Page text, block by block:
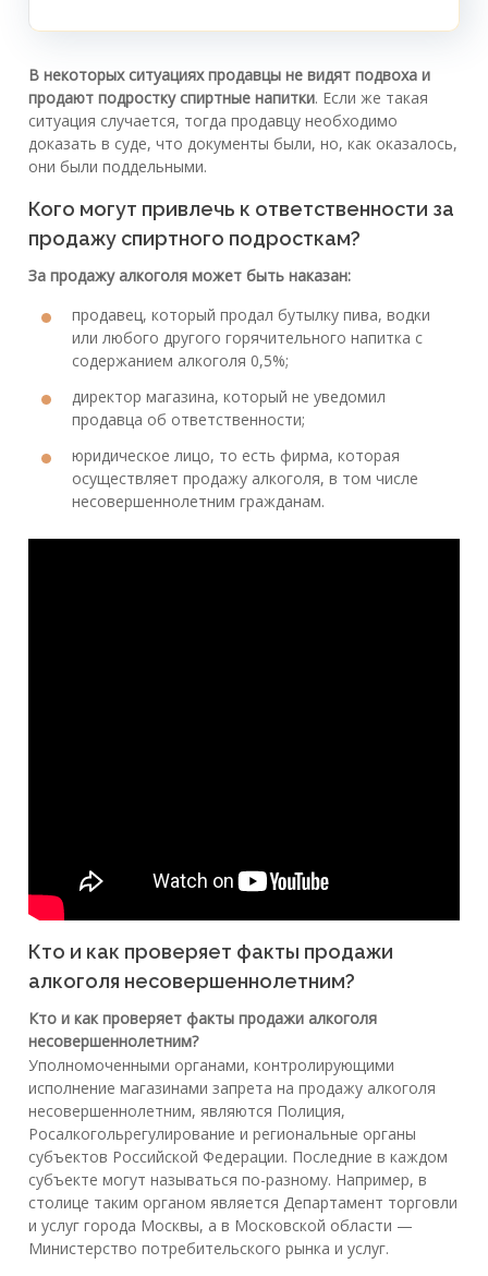
В некоторых ситуациях продавцы не видят подвоха и
продают подростку спиртные напитки. Если же такая
ситуация случается, тогда продавцу необходимо
доказать в суде, что документы были, но, как оказалось,
они были поддельными.
Кого могут привлечь к ответственности за
продажу спиртного подросткам?
За продажу алкоголя может быть наказан:
продавец, который продал бутылку пива, водки
или любого другого горячительного напитка с
содержанием алкоголя 0,5%;
директор магазина, который не уведомил
продавца об ответственности;
юридическое лицо, то есть фирма, которая
осуществляет продажу алкоголя, в том числе
несовершеннолетним гражданам.
Кто и как проверяет факты продажи
алкоголя несовершеннолетним?
Кто и как проверяет факты продажи алкоголя
несовершеннолетним?
Уполномоченными органами, контролирующими
исполнение магазинами запрета на продажу алкоголя
несовершеннолетним, являются Полиция,
Росалкогольрегулирование и региональные органы
субъектов Российской Федерации. Последние в каждом
субъекте могут называться по-разному. Например, в
столице таким органом является Департамент торговли
и услуг города Москвы, а в Московской области —
Министерство потребительского рынка и услуг.